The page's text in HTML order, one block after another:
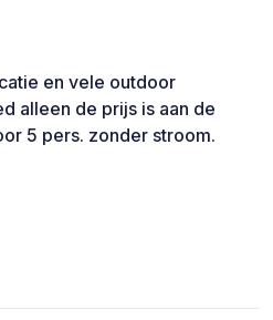
en vele outdoor
alleen de prijs is aan de
5 pers. zonder stroom.